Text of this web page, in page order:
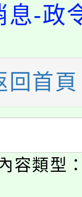
動會8/
舉行。
享有免
收入戶
情可洽有
科技中
及科技
入校路
專業人
、30在
息-政
回首頁
容類型